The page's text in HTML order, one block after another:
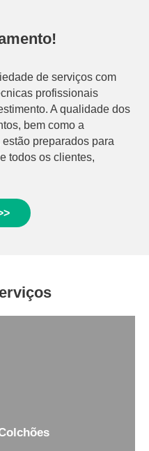
de serviços com
profissionais
A qualidade dos
bem como a
preparados para
todos os clientes,